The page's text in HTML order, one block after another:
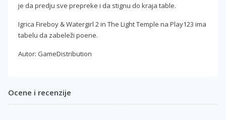
je da predju sve prepreke i da stignu do kraja table.
Igrica Fireboy & Watergirl 2 in The Light Temple na Play123 ima
tabelu da zabeleži poene.
Autor: GameDistribution
Ocene i recenzije